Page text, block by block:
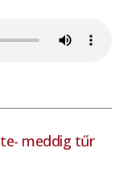
meddig tűr